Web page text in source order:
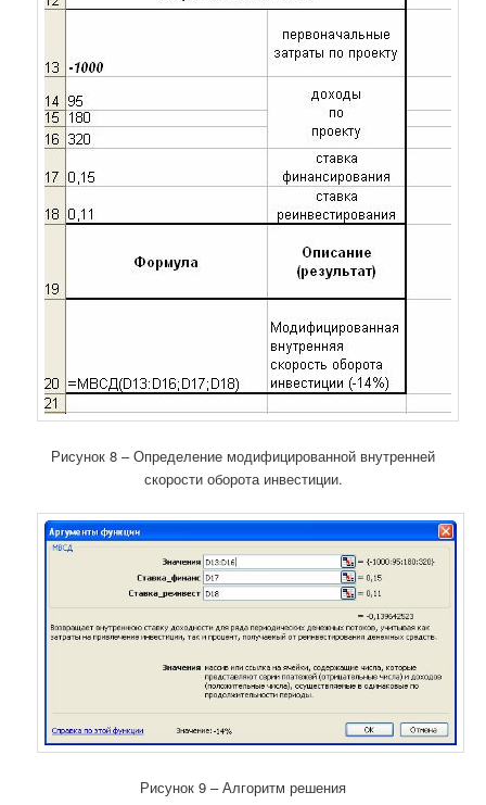
Рисунок 8 – Определение модифицированной внутренней
скорости оборота инвестиции.
Рисунок 9 – Алгоритм решения